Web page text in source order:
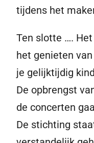
tijdens het
Ten slotte ….
het genieten
je gelijktijdig
De opbrengst
de concerten
De stichting